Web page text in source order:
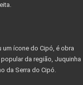
um ícone do Cipó, é obra
da região, Juquinha
da Serra do Cipó.